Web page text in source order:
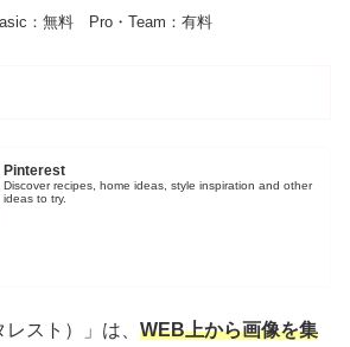
：無料 Pro・Team：有料
Pinterest
Discover recipes, home ideas, style inspiration and other
ideas to try.
レスト）」は、 WEB上から画像を集